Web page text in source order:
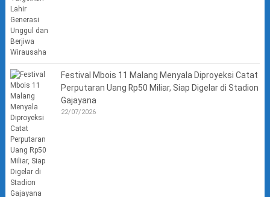
Festival Mbois 11 Malang Menyala Diproyeksi Catat
Perputaran Uang Rp50 Miliar, Siap Digelar di Stadion
Gajayana
22/07/2026